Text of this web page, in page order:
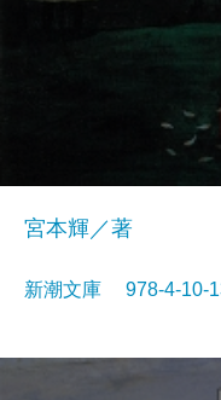
宮本輝／著
新潮文庫 978-4-